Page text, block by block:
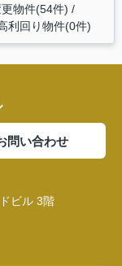
物件(54件)
利回り物件(0件)
問い合わせ
ビル 3階